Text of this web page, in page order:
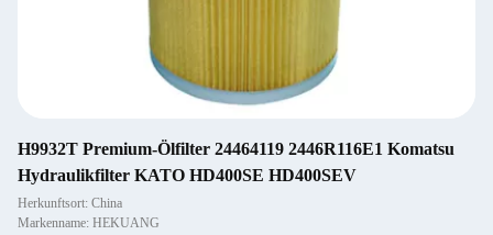
H9932T Premium-Ölfilter 24464119 2446R116E1 Komatsu
Hydraulikfilter KATO HD400SE HD400SEV
Herkunftsort: China
Markenname: HEKUANG